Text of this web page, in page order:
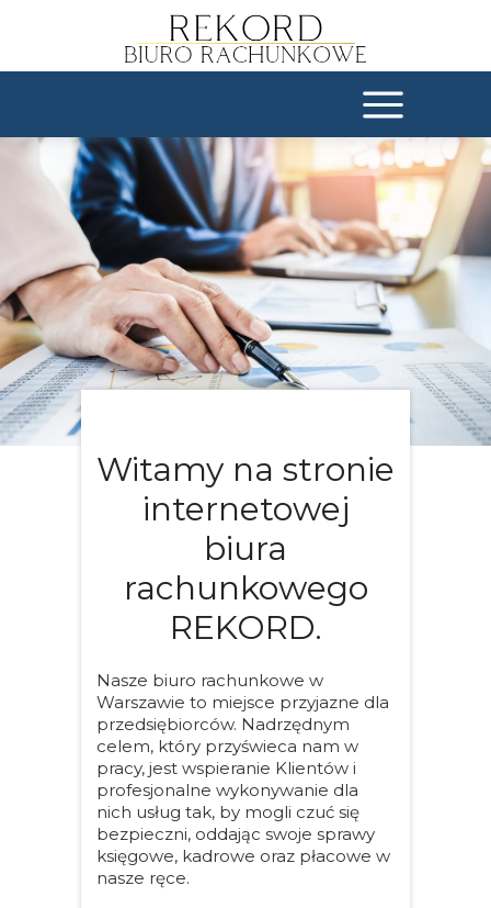
Witamy na stronie
internetowej
biura
rachunkowego
REKORD.
Nasze biuro rachunkowe w
Warszawie to miejsce przyjazne dla
przedsiębiorców. Nadrzędnym
celem, który przyświeca nam w
pracy, jest wspieranie Klientów i
profesjonalne wykonywanie dla
nich usług tak, by mogli czuć się
bezpieczni, oddając swoje sprawy
księgowe, kadrowe oraz płacowe w
nasze ręce.